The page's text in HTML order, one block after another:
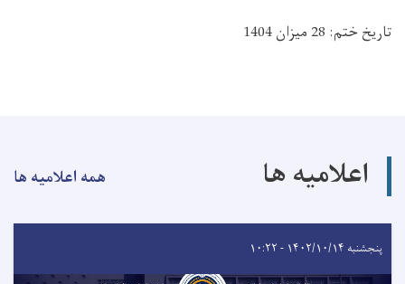
تاریخ ختم: 28 میزان 1404
اعلامیه ها همه اعلامیه ها
پنجشنبه ۱۴۰۲/۱۰/۱۴ - ۱۰:۲۲